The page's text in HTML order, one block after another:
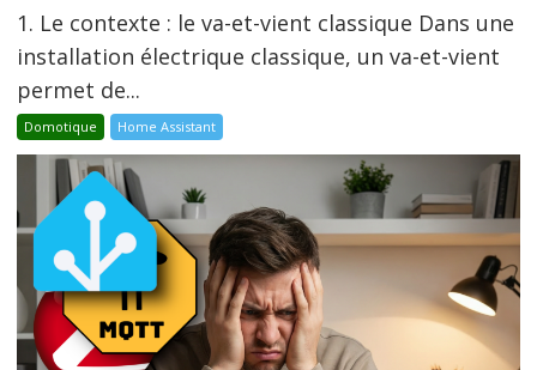
1. Le contexte : le va-et-vient classique Dans une
installation électrique classique, un va-et-vient
permet de...
Domotique Home Assistant